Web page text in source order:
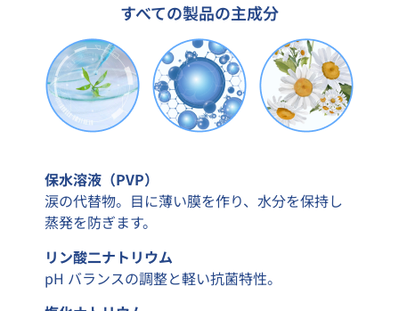
保水溶液（PVP）
涙の代替物。目に薄い膜を作り、水分を保持し
蒸発を防ぎます。
リン酸二ナトリウム
pH バランスの調整と軽い抗菌特性。
すべての製品の主成分